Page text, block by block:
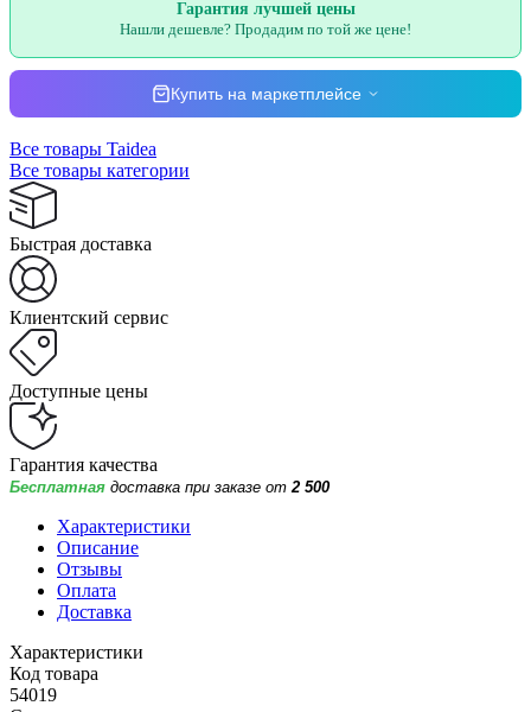
Гарантия лучшей цены
Нашли дешевле? Продадим по той же цене!
Купить на маркетплейсе
Все товары Taidea
Все товары категории
Быстрая доставка
Клиентский сервис
Доступные цены
Гарантия качества
Бесплатная доставка при заказе от 2 500
Характеристики
Описание
Отзывы
Оплата
Доставка
Характеристики
Код товара
54019